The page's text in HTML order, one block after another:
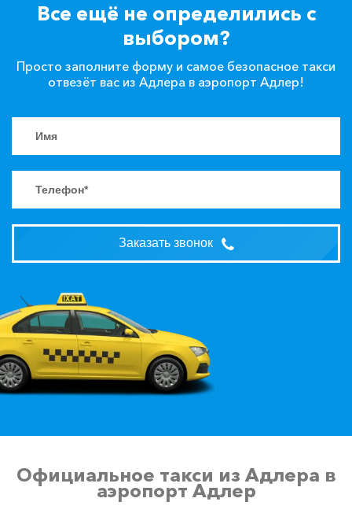
Все ещё не определились с
выбором?
Просто заполните форму и самое безопасное такси
отвезёт вас из Адлера в аэропорт Адлер!
Заказать звонок
Официальное такси из Адлера в
аэропорт Адлер